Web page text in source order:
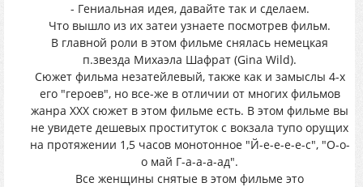
- Гениальная идея, давайте так и сделаем.
Что вышло из их затеи узнаете посмотрев фильм.
В главной роли в этом фильме снялась немецкая
п.звезда Михаэла Шафрат (Gina Wild).
Сюжет фильма незатейлевый, также как и замыслы 4-х
его "героев", но все-же в отличии от многих фильмов
жанра ХХХ сюжет в этом фильме есть. В этом фильме вы
не увидете дешевых проституток с вокзала тупо орущих
на протяжении 1,5 часов монотонное "Й-е-е-е-е-с", "О-о-
о май Г-а-а-а-ад".
Все женщины снятые в этом фильме это